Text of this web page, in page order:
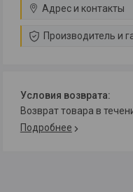
Адрес и контакты
Производитель и
возврат товара в
Подробнее